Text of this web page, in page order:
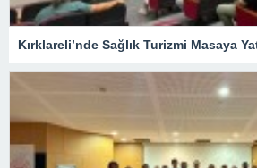
Kırklareli’nde Sağlık Turizmi Masaya